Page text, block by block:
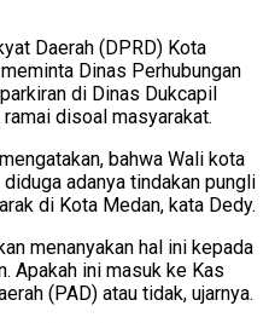
Daerah (DPRD) Kota
Dinas Perhubungan
di Dinas Dukcapil
disoal masyarakat.
bahwa Wali kota
adanya tindakan pungli
di Kota Medan, kata Dedy.
menanyakan hal ini kepada
Apakah ini masuk ke Kas
(PAD) atau tidak, ujarnya.